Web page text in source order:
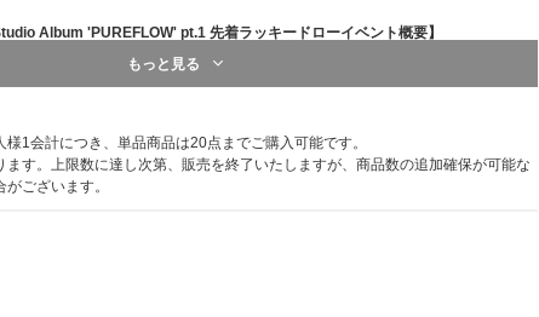
市内（13時スタート予定）
は後日当選者向けにあらためてご案内いたします。
お伝えする予定です。
ト内容
タイム＋メンバー指定個別ツーショット撮影
Album 'PUREFLOW' pt.1 先着ラッキードローイベント概要】
(金)11:00～5月1日(金)10:59
金)11:00～5月8日(金)10:59
ント期間内のご予約分が対象です。既にご予約済の商品は対象外になりますの
ださい。
もっと見る
1会計につき、単品商品は20点までご購入可能です。
す。上限数に達し次第、販売を終了いたしますが、商品数の追加確保が可能な
ございます。